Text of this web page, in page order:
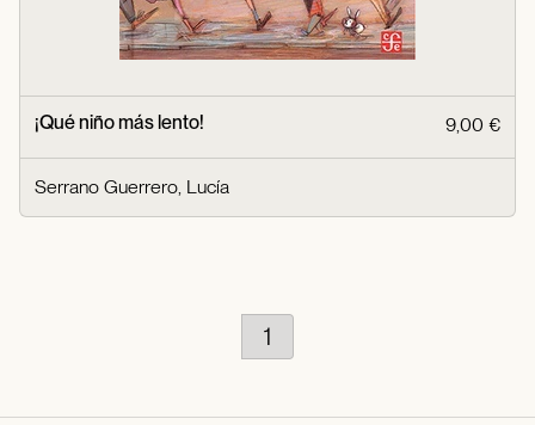
¡Qué niño más lento! 9,00 €
Serrano Guerrero, Lucía
1